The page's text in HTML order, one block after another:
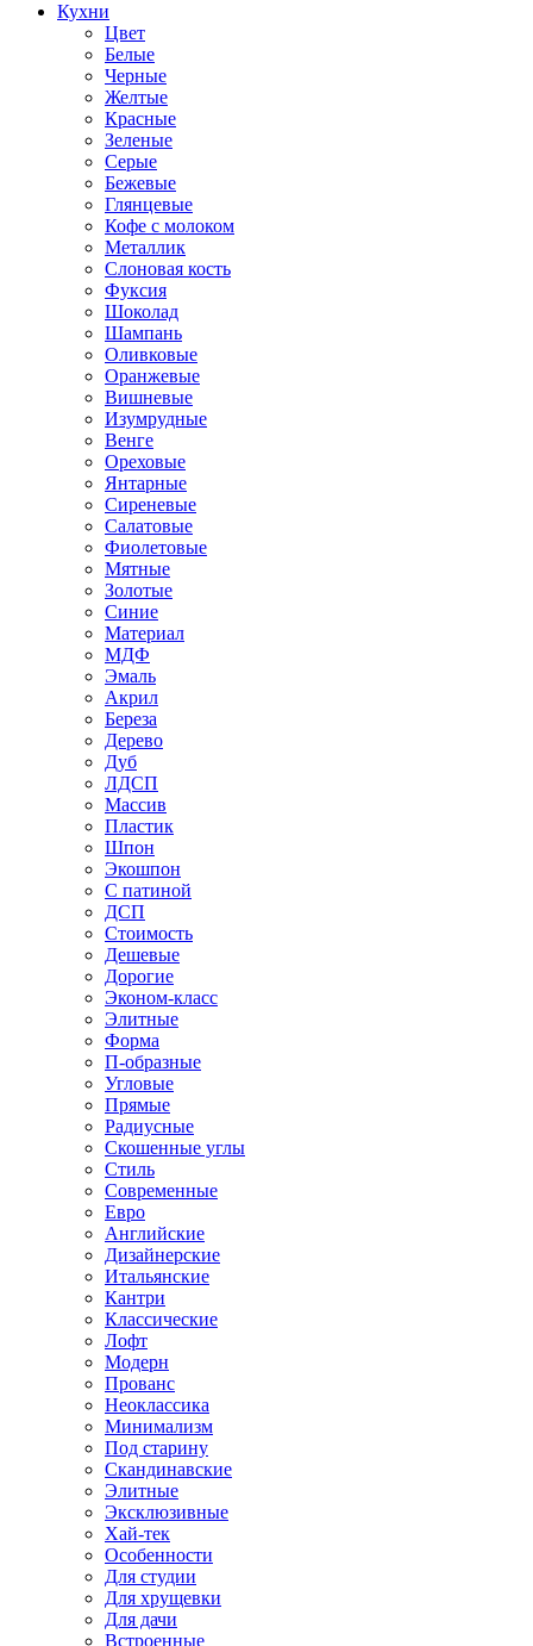
Кухни
Цвет
Белые
Черные
Желтые
Красные
Зеленые
Серые
Бежевые
Глянцевые
Кофе с молоком
Металлик
Слоновая кость
Фуксия
Шоколад
Шампань
Оливковые
Оранжевые
Вишневые
Изумрудные
Венге
Ореховые
Янтарные
Сиреневые
Салатовые
Фиолетовые
Мятные
Золотые
Синие
Материал
МДФ
Эмаль
Акрил
Береза
Дерево
Дуб
ЛДСП
Массив
Пластик
Шпон
Экошпон
С патиной
ДСП
Стоимость
Дешевые
Дорогие
Эконом-класс
Элитные
Форма
П-образные
Угловые
Прямые
Радиусные
Скошенные углы
Стиль
Современные
Евро
Английские
Дизайнерские
Итальянские
Кантри
Классические
Лофт
Модерн
Прованс
Неоклассика
Минимализм
Под старину
Скандинавские
Элитные
Эксклюзивные
Хай-тек
Особенности
Для студии
Для хрущевки
Для дачи
Встроенные